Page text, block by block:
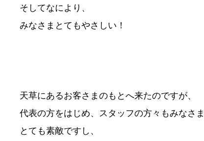
そしてなにより、
みなさまとてもやさしい！
天草にあるお客さまのもとへ来たのですが、
代表の方をはじめ、スタッフの方々もみなさま
とても素敵ですし、